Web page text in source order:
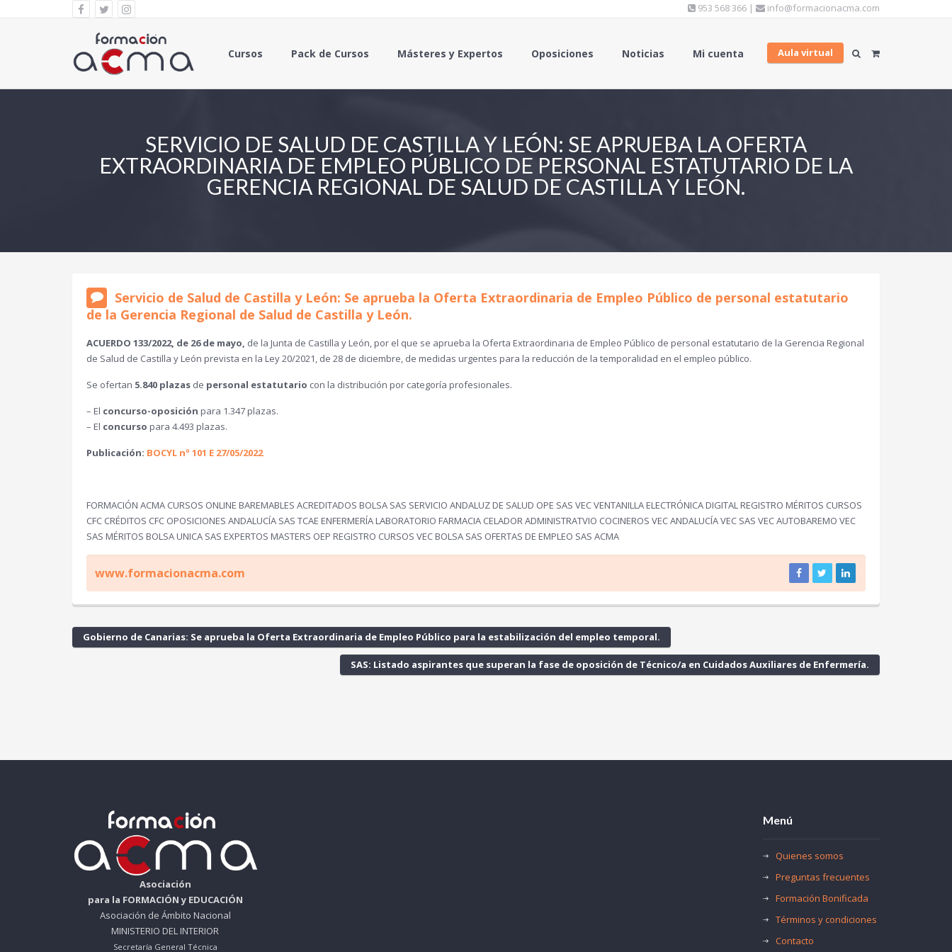
953 568 366 | info@formacionacma.com
Cursos Pack de Cursos Másteres y Expertos Oposiciones Noticias Mi cuenta Aula virtual
SERVICIO DE SALUD DE CASTILLA Y LEÓN: SE APRUEBA LA OFERTA
EXTRAORDINARIA DE EMPLEO PÚBLICO DE PERSONAL ESTATUTARIO DE LA
GERENCIA REGIONAL DE SALUD DE CASTILLA Y LEÓN.
Servicio de Salud de Castilla y León: Se aprueba la Oferta Extraordinaria de Empleo Público de personal estatutario
de la Gerencia Regional de Salud de Castilla y León.
ACUERDO 133/2022, de 26 de mayo, de la Junta de Castilla y León, por el que se aprueba la Oferta Extraordinaria de Empleo Público de personal estatutario de la Gerencia Regional
de Salud de Castilla y León prevista en la Ley 20/2021, de 28 de diciembre, de medidas urgentes para la reducción de la temporalidad en el empleo público.
Se ofertan 5.840 plazas de personal estatutario con la distribución por categoría profesionales.
– El concurso-oposición para 1.347 plazas.
– El concurso para 4.493 plazas.
Publicación: BOCYL nº 101 E 27/05/2022
FORMACIÓN ACMA CURSOS ONLINE BAREMABLES ACREDITADOS BOLSA SAS SERVICIO ANDALUZ DE SALUD OPE SAS VEC VENTANILLA ELECTRÓNICA DIGITAL REGISTRO MÉRITOS CURSOS
CFC CRÉDITOS CFC OPOSICIONES ANDALUCÍA SAS TCAE ENFERMERÍA LABORATORIO FARMACIA CELADOR ADMINISTRATVIO COCINEROS VEC ANDALUCÍA VEC SAS VEC AUTOBAREMO VEC
SAS MÉRITOS BOLSA UNICA SAS EXPERTOS MASTERS OEP REGISTRO CURSOS VEC BOLSA SAS OFERTAS DE EMPLEO SAS ACMA
www.formacionacma.com
Gobierno de Canarias: Se aprueba la Oferta Extraordinaria de Empleo Público para la estabilización del empleo temporal.
SAS: Listado aspirantes que superan la fase de oposición de Técnico/a en Cuidados Auxiliares de Enfermería.
Asociación
para la FORMACIÓN y EDUCACIÓN
Asociación de Ámbito Nacional
MINISTERIO DEL INTERIOR
Secretaría General Técnica
Menú
Quienes somos
Preguntas frecuentes
Formación Bonificada
Términos y condiciones
Contacto